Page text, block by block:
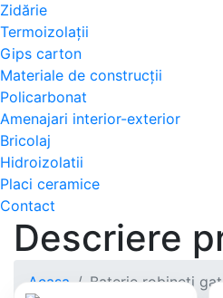
Zidărie
Termoizolații
Gips carton
Materiale de construcții
Policarbonat
Amenajari interior-exterior
Bricolaj
Hidroizolatii
Placi ceramice
Contact
Descriere
Acasa Baterie robineti